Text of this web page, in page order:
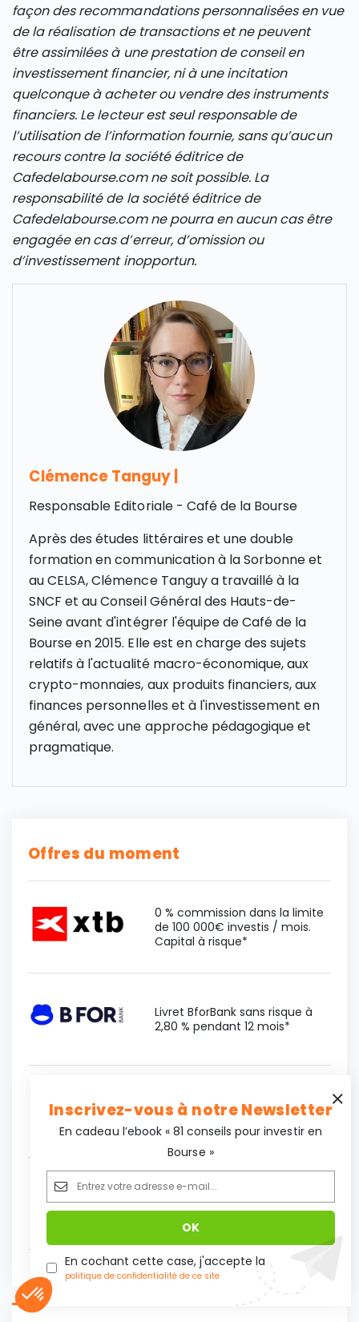
façon des recommandations personnalisées en vue
de la réalisation de transactions et ne peuvent
être assimilées à une prestation de conseil en
investissement financier, ni à une incitation
quelconque à acheter ou vendre des instruments
financiers. Le lecteur est seul responsable de
l’utilisation de l’information fournie, sans qu’aucun
recours contre la société éditrice de
Cafedelabourse.com ne soit possible. La
responsabilité de la société éditrice de
Cafedelabourse.com ne pourra en aucun cas être
engagée en cas d’erreur, d’omission ou
d’investissement inopportun.
Clémence Tanguy
Responsable Editoriale - Café de la Bourse
Après des études littéraires et une double
formation en communication à la Sorbonne et
au CELSA, Clémence Tanguy a travaillé à la
SNCF et au Conseil Général des Hauts-de-
Seine avant d'intégrer l'équipe de Café de la
Bourse en 2015. Elle est en charge des sujets
relatifs à l'actualité macro-économique, aux
crypto-monnaies, aux produits financiers, aux
finances personnelles et à l'investissement en
général, avec une approche pédagogique et
pragmatique.
Offres du moment
0 % commission dans la limite
de 100 000€ investis / mois.
Capital à risque*
Livret BforBank sans risque à
2,80 % pendant 12 mois*
jusqu’à 5,05 % sur le fonds
euros de l’assurance-vie Lucya
CNP*
Réclamez 50 $ d'actions
SpaceX en rejoignant eToro.
*Voir conditions sur le site.
Inscrivez-vous à notre Newsletter
En cadeau l’ebook « 81 conseils pour investir en
Bourse »
En cochant cette case, j'accepte la
politique de confidentialité de ce site